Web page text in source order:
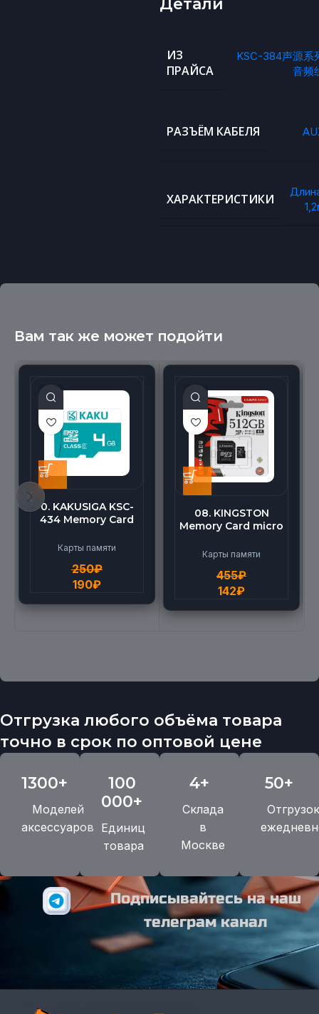
Детали
ИЗ
ПРАЙСА
KSC-384声源系
音频
РАЗЪЁМ КАБЕЛЯ
ХАРАКТЕРИСТИКИ
Вам так же может подойти
0. KAKUSIGA KSC-
434 Memory Card
High Speed (4G)
Карты памяти
250₽
190₽
08. KINGSTON
Memory Card micro
Карты памяти
455₽
142₽
Отгрузка любого объёма товара
точно в срок по оптовой цене
1300+
Моделей
аксессуаров
100
000+
Единиц
товара
4+
Склада
в
Москве
50+
Отгрузок
Подписывайтесь на наш
телеграм канал